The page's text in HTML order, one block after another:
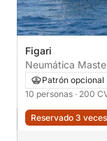
Figari
Patrón opcional
10 personas · 200
Reservado 3